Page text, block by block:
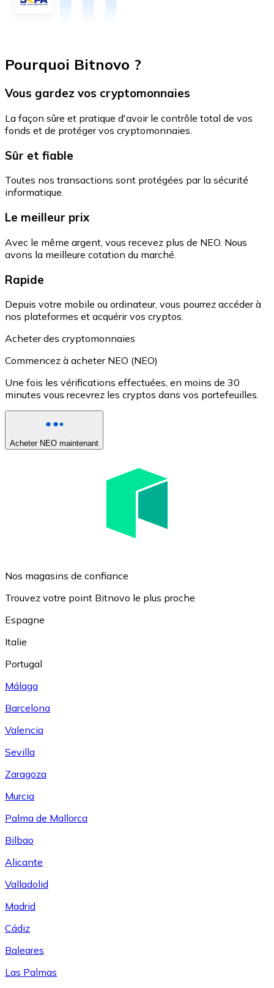
Pourquoi Bitnovo ?
Vous gardez vos cryptomonnaies
La façon sûre et pratique d'avoir le contrôle total de vos
fonds et de protéger vos cryptomonnaies.
Sûr et fiable
Toutes nos transactions sont protégées par la sécurité
informatique.
Le meilleur prix
Avec le même argent, vous recevez plus de NEO. Nous
avons la meilleure cotation du marché.
Rapide
Depuis votre mobile ou ordinateur, vous pourrez accéder à
nos plateformes et acquérir vos cryptos.
Acheter des cryptomonnaies
Commencez à acheter NEO (NEO)
Une fois les vérifications effectuées, en moins de 30
minutes vous recevrez les cryptos dans vos portefeuilles.
Acheter NEO maintenant
Nos magasins de confiance
Trouvez votre point Bitnovo le plus proche
Espagne
Italie
Portugal
Málaga
Barcelona
Valencia
Sevilla
Zaragoza
Murcia
Palma de Mallorca
Bilbao
Alicante
Valladolid
Madrid
Cádiz
Baleares
Las Palmas